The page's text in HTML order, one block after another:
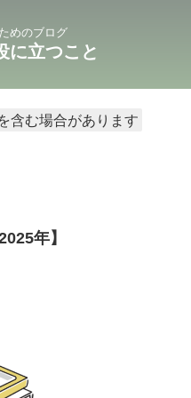
めのブログ
に立つこと
含む場合があります
年】